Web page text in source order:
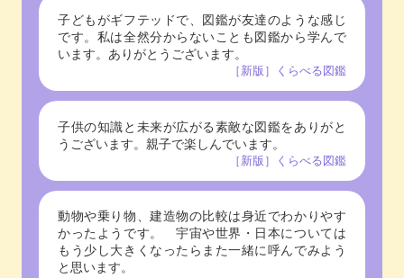
子どもがギフテッドで、図鑑が友達のような感じ
です。私は全然分からないことも図鑑から学んで
います。ありがとうございます。
［新版］くらべる図鑑
子供の知識と未来が広がる素敵な図鑑をありがと
うございます。親子で楽しんでいます。
［新版］くらべる図鑑
動物や乗り物、建造物の比較は身近でわかりやす
かったようです。 宇宙や世界・日本については
もう少し大きくなったらまた一緒に呼んでみよう
と思います。